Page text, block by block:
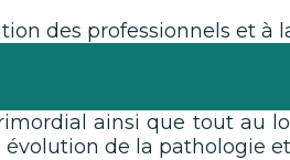
des professionnels et à
ainsi que tout au
de la pathologie